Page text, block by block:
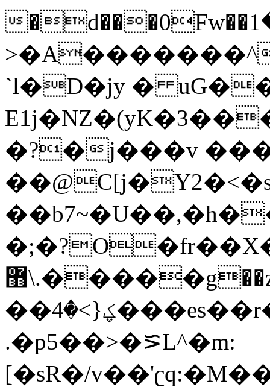
�d���0Fw��څ���1����x�^�I)�r-
>�A�������^
`l�D�jy �
�?�j���v
޻\.�����g��z�l~��f�����{O�ݻ�9������g����t4iP�����j�X|
��ؼ{>�4���es��r���l�ѫ�T�d��_
.�p5��>�⪞L^�m:
[�sR�/